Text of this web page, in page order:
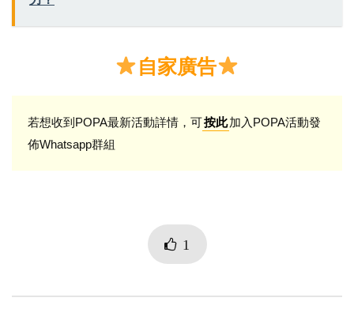
自家廣告
若想收到POPA最新活動詳情，可按此加入POPA活動發
佈Whatsapp群組
1